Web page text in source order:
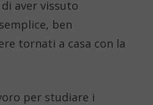
aver vissuto
ben
tornati a casa con la
per studiare i